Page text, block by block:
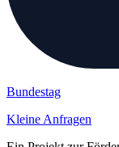
Bundestag
Kleine Anfragen